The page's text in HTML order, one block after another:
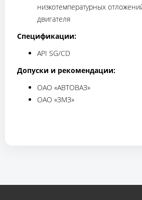
низкотемпературных
двигателя
Спецификации:
API SG/CD
Допуски и рекомендации:
ОАО «АВТОВАЗ»
ОАО «ЗМЗ»